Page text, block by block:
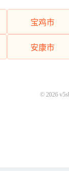
宝鸡市
安康市
© 2026